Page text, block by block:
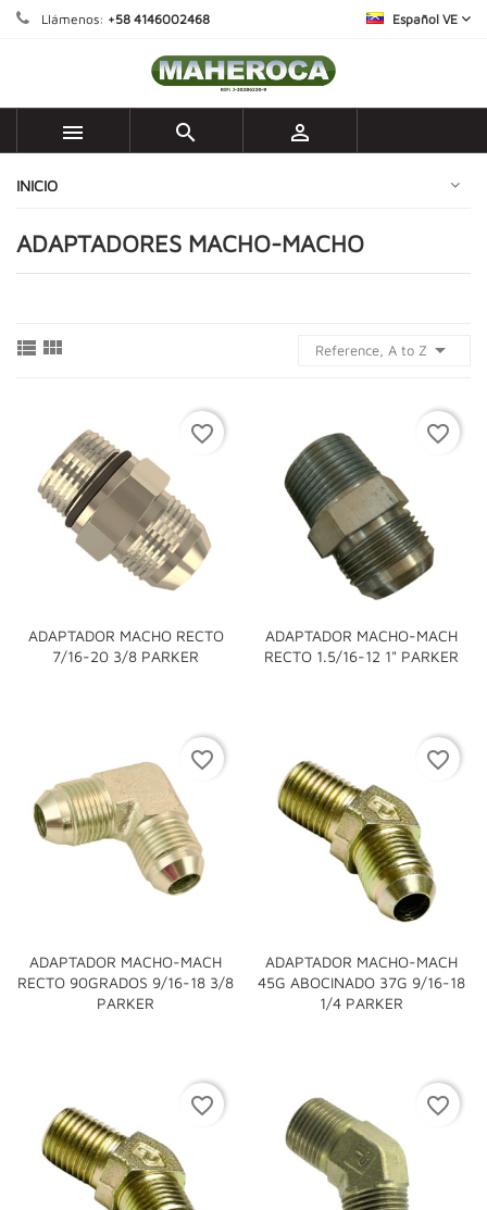
Llámenos: +58 4146002468 Español VE
  
INICIO
ADAPTADORES MACHO-MACHO
  Reference, A to Z 
ADAPTADOR MACHO RECTO
7/16-20 3/8 PARKER
favorite_border
ADAPTADOR MACHO-MACH
RECTO 1.5/16-12 1" PARKER
favorite_border
ADAPTADOR MACHO-MACH
RECTO 90GRADOS 9/16-18 3/8
PARKER
favorite_border
ADAPTADOR MACHO-MACH
45G ABOCINADO 37G 9/16-18
1/4 PARKER
favorite_border
favorite_border favorite_border